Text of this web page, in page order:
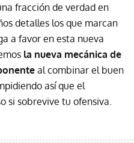
fracción de verdad en
detalles los que marcan
a favor en esta nueva
la nueva mecánica de
al combinar el buen
así que el
si sobrevive tu ofensiva.